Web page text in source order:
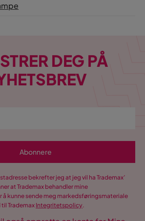
DEG PÅ
Abonnere
bekrefter jeg at jeg vil ha Trademax’
at Trademax behandler mine
kunne sende meg markedsføringsmateriale
Trademax Integritetspolicy.